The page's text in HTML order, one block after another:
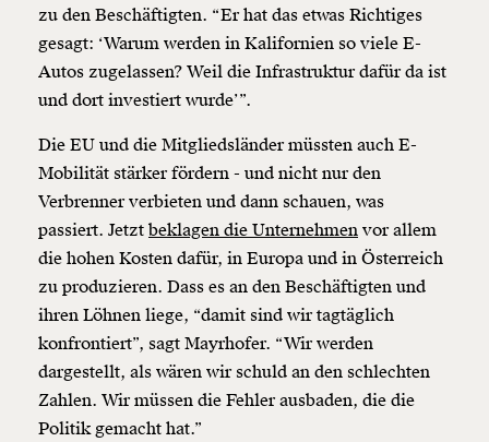
zu den Beschäftigten. “Er hat das etwas Richtiges
gesagt: ‘Warum werden in Kalifornien so viele E-
Autos zugelassen? Weil die Infrastruktur dafür da ist
und dort investiert wurde’”.
Die EU und die Mitgliedsländer müssten auch E-
Mobilität stärker fördern - und nicht nur den
Verbrenner verbieten und dann schauen, was
passiert. Jetzt beklagen die Unternehmen vor allem
die hohen Kosten dafür, in Europa und in Österreich
zu produzieren. Dass es an den Beschäftigten und
ihren Löhnen liege, “damit sind wir tagtäglich
konfrontiert”, sagt Mayrhofer. “Wir werden
dargestellt, als wären wir schuld an den schlechten
Zahlen. Wir müssen die Fehler ausbaden, die die
Politik gemacht hat.”